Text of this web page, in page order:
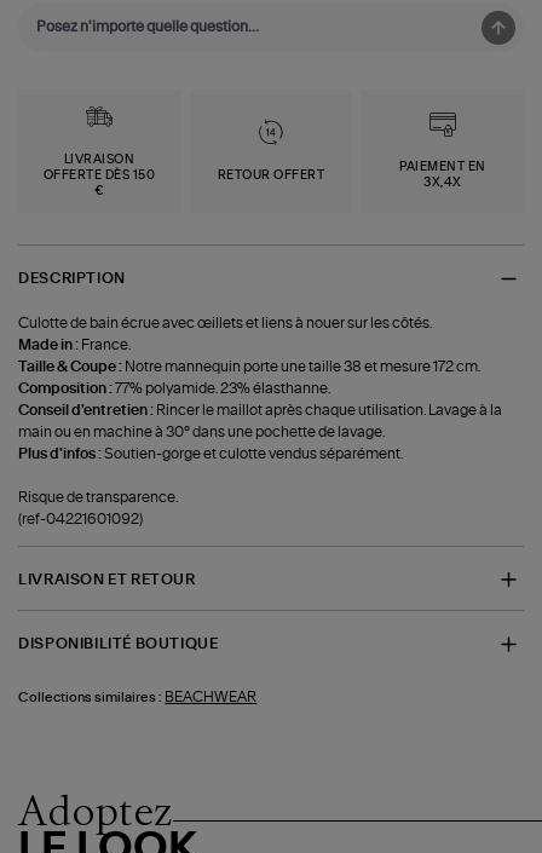
LIVRAISON
OFFERTE DÈS 150
€
RETOUR OFFERT
PAIEMENT EN
3X,4X
DESCRIPTION
Culotte de bain écrue avec œillets et liens à nouer sur les côtés.
Made in : France.
Taille & Coupe : Notre mannequin porte une taille 38 et mesure 172 cm.
Composition :77% polyamide. 23% élasthanne.
Conseil d'entretien : Rincer le maillot après chaque utilisation. Lavage à la
main ou en machine à 30° dans une pochette de lavage.
Plus d'infos :Soutien-gorge et culotte vendus séparément.
Risque de transparence.
(ref-04221601092)
LIVRAISON ET RETOUR
DISPONIBILITÉ BOUTIQUE
Collections similaires : BEACHWEAR
Adoptez